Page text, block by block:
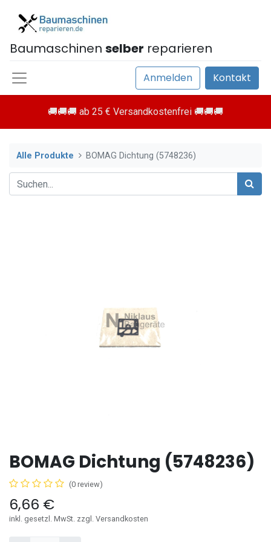
Baumaschinen selber reparieren
Anmelden Kontakt
🚚🚚🚚 ab 25 € Versandkostenfrei 🚚🚚🚚
Alle Produkte BOMAG Dichtung (5748236)
BOMAG Dichtung (5748236)
(0 review)
6,66 €
inkl. gesetzl. MwSt. zzgl. Versandkosten